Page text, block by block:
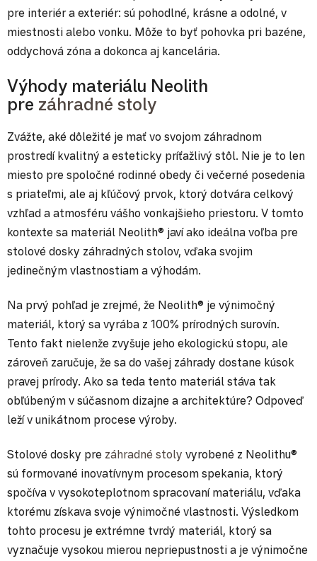
pre interiér a exteriér: sú pohodlné, krásne a odolné, v
miestnosti alebo vonku. Môže to byť pohovka pri bazéne,
oddychová zóna a dokonca aj kancelária.
Výhody materiálu Neolith
pre záhradné stoly
Zvážte, aké dôležité je mať vo svojom záhradnom
prostredí kvalitný a esteticky príťažlivý stôl. Nie je to len
miesto pre spoločné rodinné obedy či večerné posedenia
s priateľmi, ale aj kľúčový prvok, ktorý dotvára celkový
vzhľad a atmosféru vášho vonkajšieho priestoru. V tomto
kontexte sa materiál Neolith® javí ako ideálna voľba pre
stolové dosky záhradných stolov, vďaka svojim
jedinečným vlastnostiam a výhodám.
Na prvý pohľad je zrejmé, že Neolith® je výnimočný
materiál, ktorý sa vyrába z 100% prírodných surovín.
Tento fakt nielenže zvyšuje jeho ekologickú stopu, ale
zároveň zaručuje, že sa do vašej záhrady dostane kúsok
pravej prírody. Ako sa teda tento materiál stáva tak
obľúbeným v súčasnom dizajne a architektúre? Odpoveď
leží v unikátnom procese výroby.
Stolové dosky pre záhradné stoly vyrobené z Neolithu®
sú formované inovatívnym procesom spekania, ktorý
spočíva v vysokoteplotnom spracovaní materiálu, vďaka
ktorému získava svoje výnimočné vlastnosti. Výsledkom
tohto procesu je extrémne tvrdý materiál, ktorý sa
vyznačuje vysokou mierou nepriepustnosti a je výnimočne